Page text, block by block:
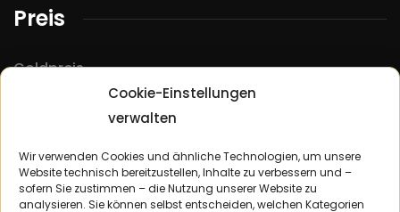
Cookie-Einstellungen
verwalten
Wir verwenden Cookies und ähnliche Technologien, um unsere
Website technisch bereitzustellen, Inhalte zu verbessern und –
sofern Sie zustimmen – die Nutzung unserer Website zu
analysieren. Sie können selbst entscheiden, welchen Kategorien
Preis
Goldpreis
Palladiumpreis